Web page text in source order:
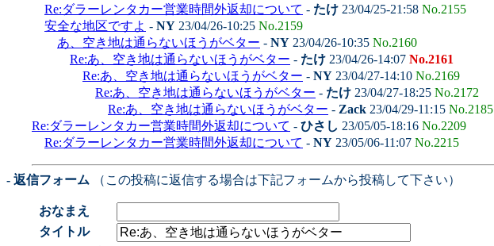
Re:ダラーレンタカー営業時間外返却について - たけ 23/04/25-21:58 No.2155
安全な地区ですよ - NY 23/04/26-10:25 No.2159
あ、空き地は通らないほうがベター - NY 23/04/26-10:35 No.2160
Re:あ、空き地は通らないほうがベター - たけ 23/04/26-14:07 No.2161
Re:あ、空き地は通らないほうがベター - NY 23/04/27-14:10 No.2169
Re:あ、空き地は通らないほうがベター - たけ 23/04/27-18:25 No.2172
Re:あ、空き地は通らないほうがベター - Zack 23/04/29-11:15 No.2185
Re:ダラーレンタカー営業時間外返却について - ひさし 23/05/05-18:16 No.2209
Re:ダラーレンタカー営業時間外返却について - NY 23/05/06-11:07 No.2215
- 返信フォーム （この投稿に返信する場合は下記フォームから投稿して下さい）
おなまえ
タイトル